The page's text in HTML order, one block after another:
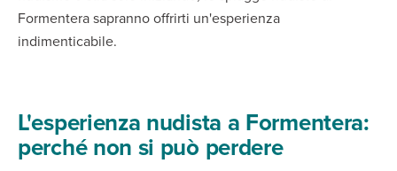
Formentera sapranno offrirti un'esperienza
indimenticabile.
L'esperienza nudista a Formentera:
perché non si può perdere